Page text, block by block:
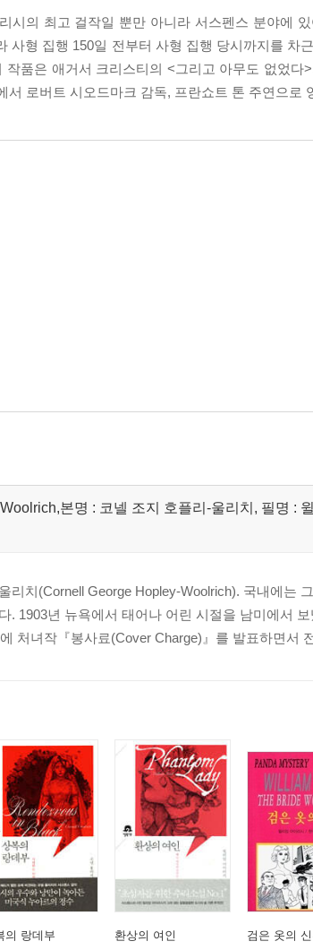
시의 최고 걸작일 뿐만 아니라 서스펜스 분야에
사형 집행 150일 전부터 사형 집행 당시까지를 차
작품은 애거서 크리스티의 <그리고 아무도 없었다
서 로버트 시오드마크 감독, 프란쇼트 톤 주연으로
본명 : 코넬 조지 호플리-울리치, 필명 :
리치(Cornell George Hopley-Woolrich). 국내에는
. 1903년 뉴욕에서 태어나 어린 시절을 남미에서
처녀작『봉사료(Cover Charge)』를 발표하면서
의 랑데부 환상의 여인 검은 옷의